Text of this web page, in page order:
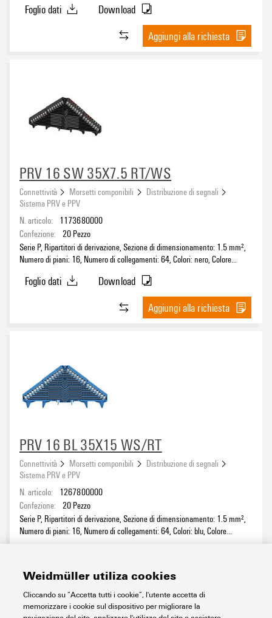
Foglio dati
Download
Aggiungi alla richiesta
PRV 16 SW 35X7.5 RT/WS
Connettività Morsetti componibili
Distribuzione di segnali
Sistema PRV e PPV
N. articolo:
1173680000
Confezione: 20 Pezzo
Serie P, Ripartitori di derivazione, Sezione di dimensionamento: 1.5 mm²,
Numero di piani: 16, Numero di collegamenti: 64, Colori: nero, Colore
Foglio dati
Download
Aggiungi alla richiesta
PRV 16 BL 35X15 WS/RT
Connettività Morsetti componibili
Distribuzione di segnali
Sistema PRV e PPV
N. articolo:
1267800000
Confezione: 20 Pezzo
Serie P, Ripartitori di derivazione, Sezione di dimensionamento: 1.5 mm²,
Numero di piani: 16, Numero di collegamenti: 64, Colori: blu, Colore
Aggiungi alla richiesta
Weidmüller utiliza cookies
Cliccando su “Accetta tutti i cookie”, l'utente accetta di
memorizzare i cookie sul dispositivo per migliorare la